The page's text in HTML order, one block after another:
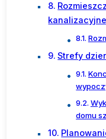
Strefy
domu